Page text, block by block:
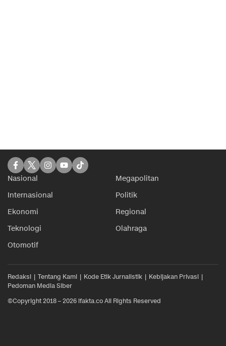
Nasional
Megapolitan
Internasional
Politik
Ekonomi
Regional
Teknologi
Olahraga
Otomotif
Redaksi Tentang Kami Kode Etik Jurnalistik
Kebijakan Privasi
Pedoman Media Siber
©Copyright 2018 – 2026 ifakta.co All Rights Reserved